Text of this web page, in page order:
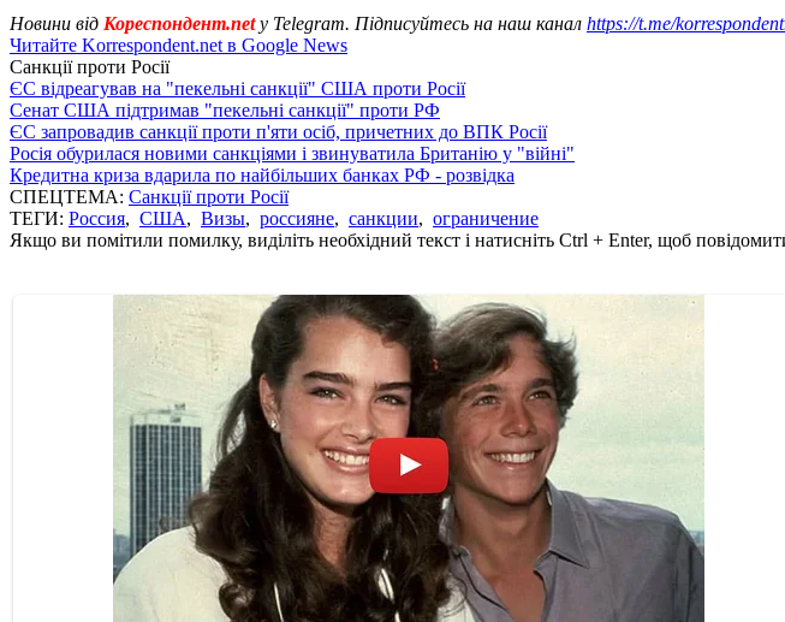
Новини від Кореспондент.netу Telegram. Підписуйтесь на наш канал https://t.me/
Читайте Korrespondent.net в Google News
Санкції проти Росії
ЄС відреагував на "пекельні санкції" США проти Росії
Сенат США підтримав "пекельні санкції" проти РФ
ЄС запровадив санкції проти п'яти осіб, причетних до ВПК Росії
Росія обурилася новими санкціями і звинуватила Британію у "війні"
Кредитна криза вдарила по найбільших банках РФ - розвідка
СПЕЦТЕМА: Санкції проти Росії
ТЕГИ: Россия, США, Визы, россияне, санкции, ограничение
Якщо ви помітили помилку, виділіть необхідний текст і натисніть Ctrl + Enter, щоб